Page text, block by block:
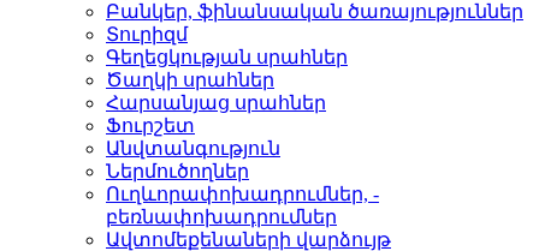
Բանկեր, ֆինանսական ծա­ռայություններ
Տուրիզմ­
Գեղեցկության սրահներ­
Ծաղկի սրահներ­
Հարսանյաց սրահներ
Ֆուրշետ­
Անվտանգություն­
Ներմուծողներ­
Ուղևորափոխադրումներ, ­
բեռնափոխադրումներ
Ավտոմեքենաների վարձու­յթ